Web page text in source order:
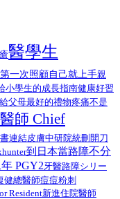
醫學生
第一次照顧自己就上手親
小學生的成長指南健康好習
父母最好的禮物疼痛不是
師 Chief
連結皮膚中研院統刪 開刀
到日本當路障不分
PGY2牙醫路障シリー
健總醫師痘痘粉刺
Resident新進住院醫師